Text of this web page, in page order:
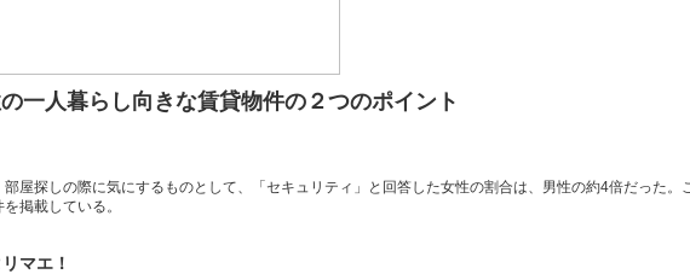
一人暮らし向きな賃貸物件の２つのポイント
屋探しの際に気にするものとして、「セキュリティ」と回答した女性の割合は、男性の約4倍だった。
掲載している。
マエ！